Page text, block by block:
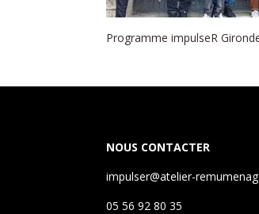
Programme impulseR
NOUS CONTACTER
impulser@atelier-
05 56 92 80 35